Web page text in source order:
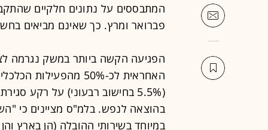
המתבססים על נתונים חלקיים
פברואר ומרץ. כך שאינם מביאים
הפגיעה הקשה ביותר במשק נגרמה
בהוצאה לנפש. בלמ"ס מציינים כי
במיוחד בשירותי ההובלה (הן בארץ